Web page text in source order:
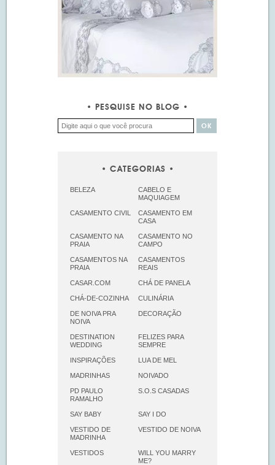
PESQUISE NO BLOG
CATEGORIAS
BELEZA
CABELO E
MAQUIAGEM
CASAMENTO CIVIL
CASAMENTO EM
CASA
CASAMENTO NA
PRAIA
CASAMENTO NO
CAMPO
CASAMENTOS NA
PRAIA
CASAMENTOS
REAIS
CASAR.COM CHÁ DE PANELA
CHÁ-DE-COZINHA CULINÁRIA
DE NOIVA PRA
NOIVA
DECORAÇÃO
DESTINATION
WEDDING
FELIZES PARA
SEMPRE
INSPIRAÇÕES LUA DE MEL
MADRINHAS NOIVADO
PD PAULO
RAMALHO
S.O.S CASADAS
SAY BABY SAY I DO
VESTIDO DE
MADRINHA
VESTIDO DE NOIVA
VESTIDOS
WILL YOU MARRY
ME?